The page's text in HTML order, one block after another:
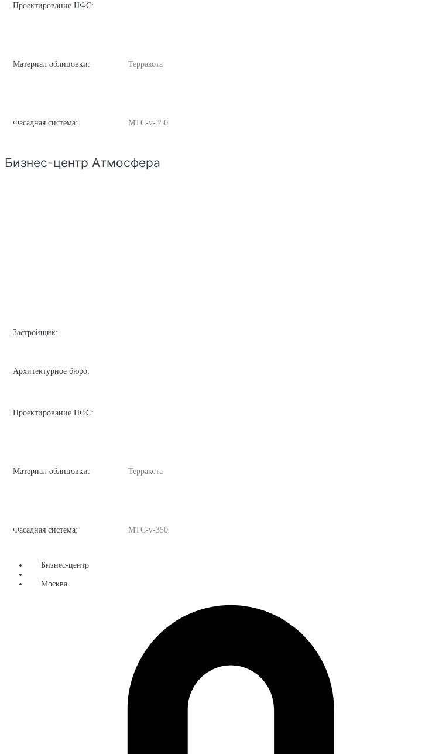
Проектирование НФС:
Материал облицовки: Терракота
Фасадная система: MТС-v-350
Бизнес-центр Атмосфера
Застройщик:
Архитектурное бюро:
Проектирование НФС:
Материал облицовки: Терракота
Фасадная система: MТС-v-350
Бизнес-центр
Москва